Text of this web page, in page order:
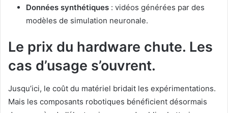
Données synthétiques : vidéos générées par des
modèles de simulation neuronale.
Le prix du hardware chute. Les
cas d’usage s’ouvrent.
Jusqu’ici, le coût du matériel bridait les expérimentations.
Mais les composants robotiques bénéficient désormais